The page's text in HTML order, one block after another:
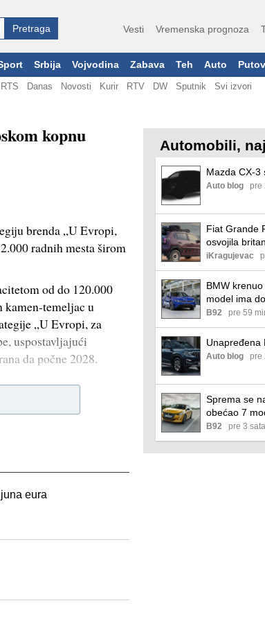
Vesti Vremenska prognoza
Srbija Vojvodina Zabava Teh Auto
RTS Danas Novosti Kurir RTV DW Sputnik Svi izvori
kopnu
brenda „U Evropi,
radnih mesta širom
od do 120.000
kamen-temeljac u
„U Evropi, za
uspostavljajući
da počne 2028.
eura
Automobili,
Mazda CX-3
Auto blog pre
Fiat Grande
osvojila
„Povratak
iKragujevac
BMW
model ima
ozbiljno preti
B92 pre 59
Unapređena
Auto blog pre
Sprema se
obećao 7
godine!
B92 pre 3 sata